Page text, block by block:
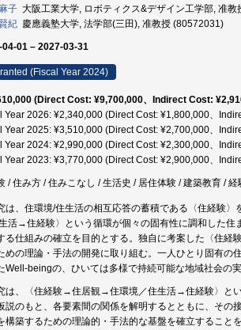
子 大阪工業大学, ロボティクス&デザイン工学部, 准
紀 慶應義塾大学, 法学部(三田), 准教授 (80572031)
04-01 – 2027-03-31
(Fiscal Year 2024)
(Direct Cost: ¥9,700,000、Indirect Cost:
Year 2026: ¥2,340,000 (Direct Cost: ¥1,800,000、
Year 2025: ¥3,510,000 (Direct Cost: ¥2,700,000、
Year 2024: ¥2,990,000 (Direct Cost: ¥2,300,000、
Year 2023: ¥3,770,000 (Direct Cost: ¥2,900,000、
/ 住み方 / 住みこなし / 生活史 / 居住体験 / 建築教育 /
は、住環境/住生活の相互応答の蓄積である〈住経験
活→住経験〉という循環が個々の固有性に調和した住
る仕組みの確立を目的とする。独自に考案した〈住経
めの理論・手法の開発に取り組む。一人ひとり固有の
Well-beingの、ひいては多様で持続可能な地域社会の
は、〈住経験→住居観→住環境／住生活→住経験〉と
説のもと、各要素間の関係を解明するとともに、その
構築するための理論的・手法的な基盤を確立するこ